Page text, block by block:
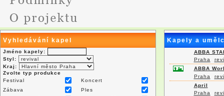
Vyhledávání kapel
Jméno kapely:
Styl:
Kraj:
Zvolte typ produkce
Festival
Koncert
Zábava
Ples
Kapely a
ABBA
Praha
ABBA
Praha
April
Praha